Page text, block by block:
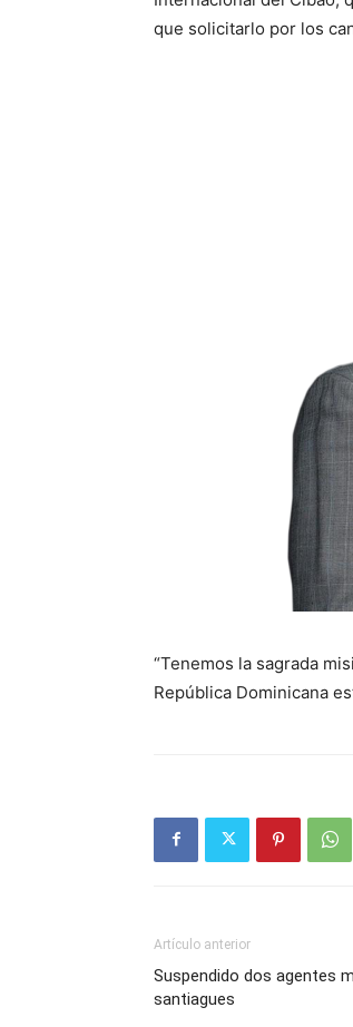
que solicitarlo por los
“Tenemos la sagrada
República Dominicana
Artículo anterior
Suspendido dos agentes
santiagues